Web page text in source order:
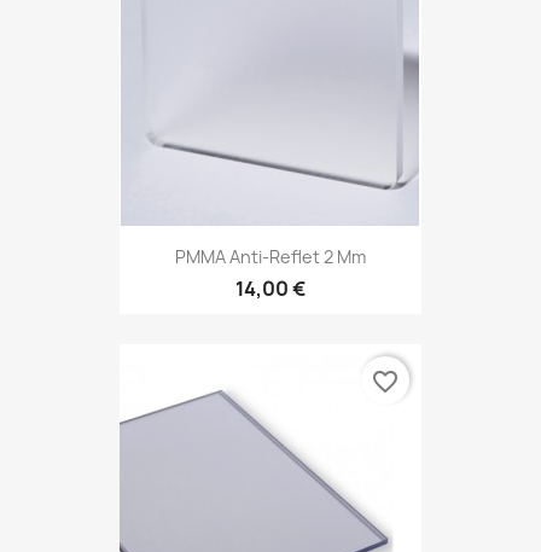
PMMA Anti-Reflet 2 Mm
14,00 €
favorite_border